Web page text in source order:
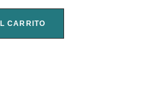
CARRITO